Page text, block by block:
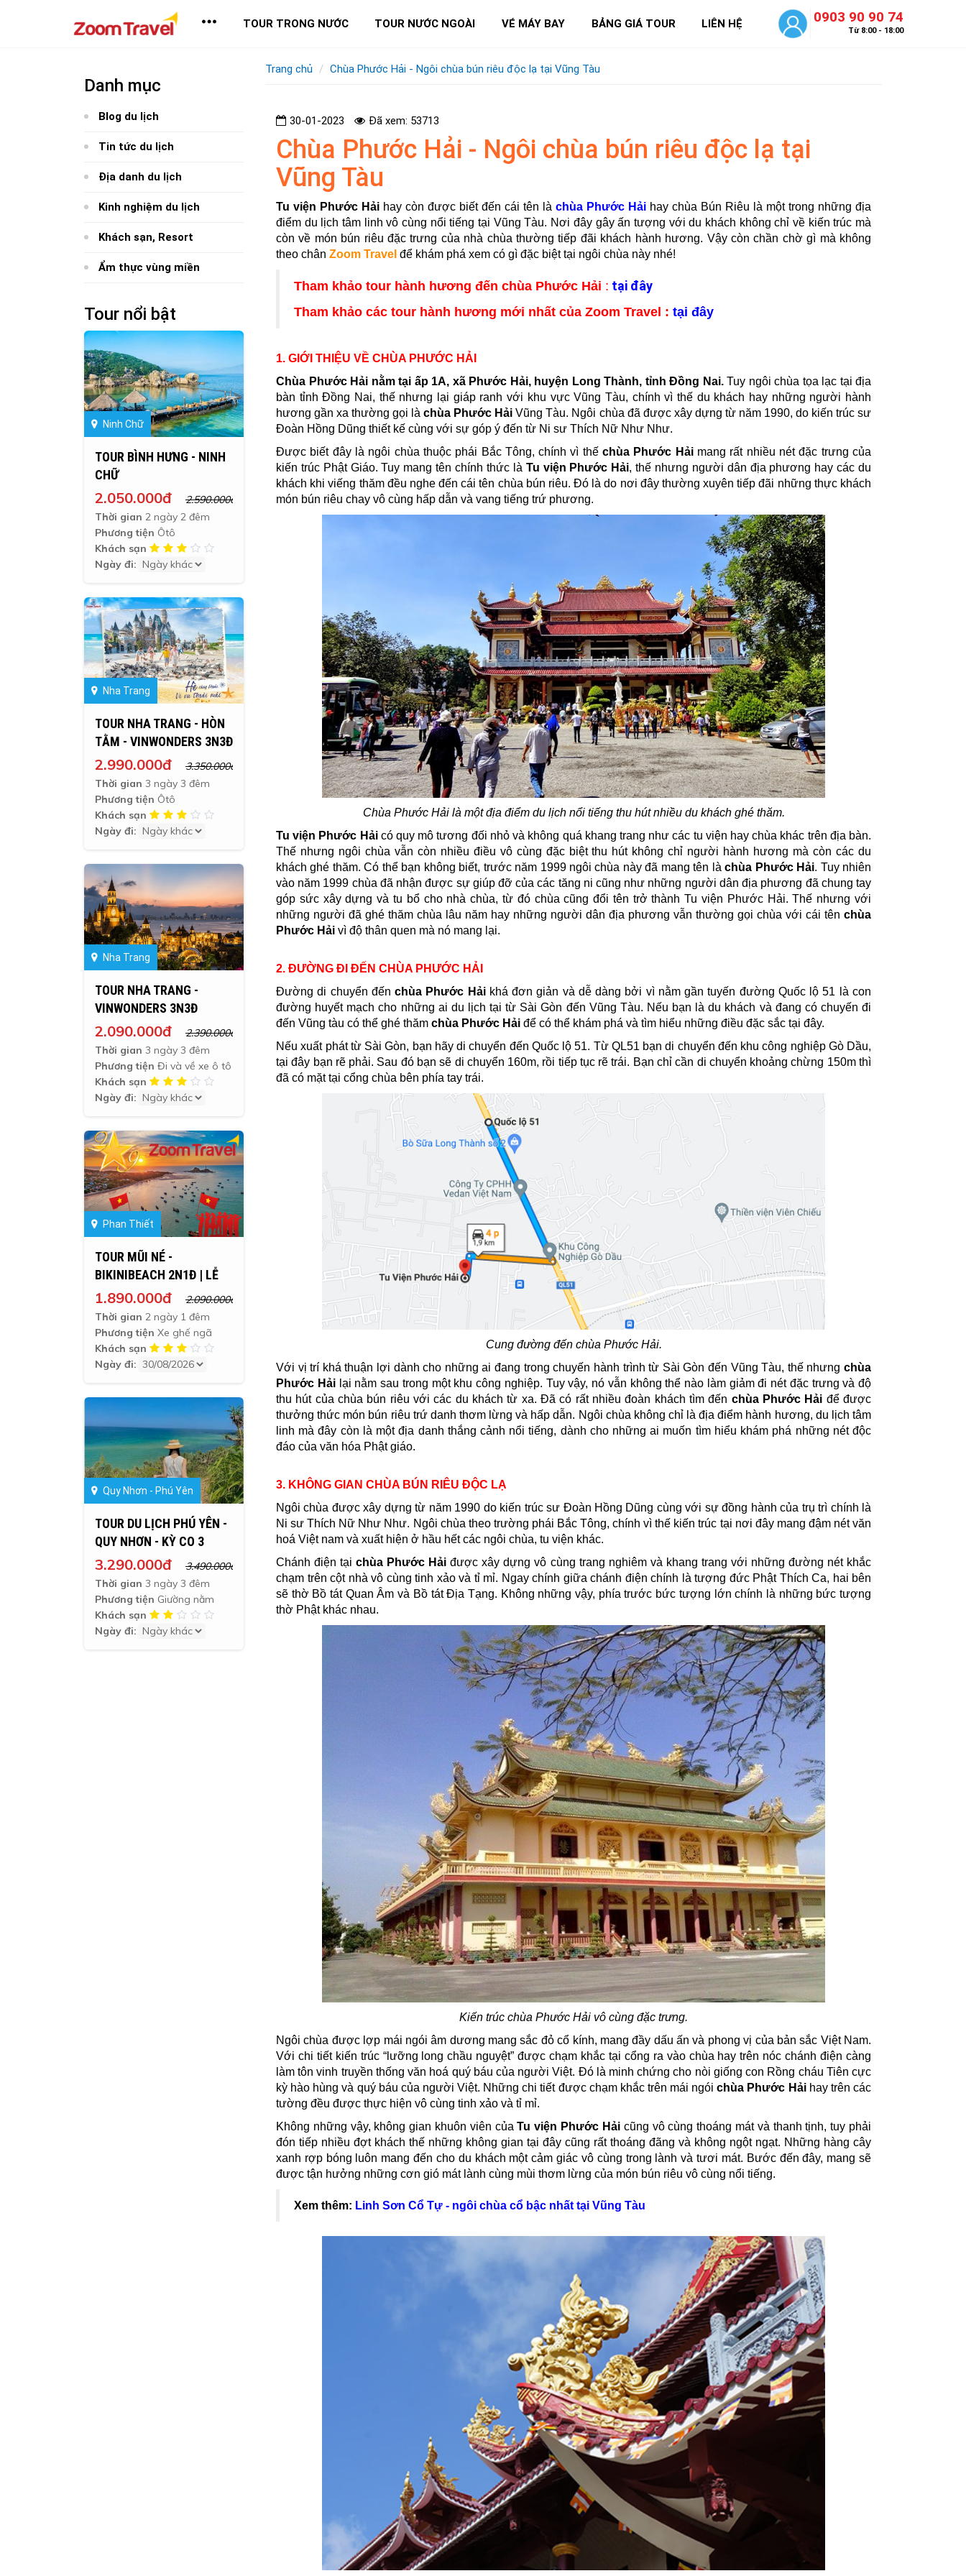
TOUR TRONG NƯỚC TOUR NƯỚC NGOÀI VÉ MÁY BAY BẢNG GIÁ TOUR LIÊN HỆ 0903 90 90 74
Từ 8:00 - 18:00
Danh mục
Blog du lịch
Tin tức du lịch
Địa danh du lịch
Kinh nghiệm du lịch
Khách sạn, Resort
Ẩm thực vùng miền
Tour nổi bật
Ninh Chữ
TOUR BÌNH HƯNG - NINH
CHỮ
2.050.000đ
2.590.000đ
Thời gian 2 ngày 2 đêm
Phương tiện Ôtô
Khách sạn
Ngày đi:
Nha Trang
TOUR NHA TRANG - HÒN
TẰM - VINWONDERS 3N3Đ
2.990.000đ
3.350.000đ
Thời gian 3 ngày 3 đêm
Phương tiện Ôtô
Khách sạn
Ngày đi:
Nha Trang
TOUR NHA TRANG -
VINWONDERS 3N3Đ
2.090.000đ
2.390.000đ
Thời gian 3 ngày 3 đêm
Phương tiện Đi và về xe ô tô
Khách sạn
Ngày đi:
Phan Thiết
TOUR MŨI NÉ -
BIKINIBEACH 2N1Đ | LỄ
02/09
1.890.000đ
2.090.000đ
Thời gian 2 ngày 1 đêm
Phương tiện Xe ghế ngã
Khách sạn
Ngày đi:
Quy Nhơn - Phú Yên
TOUR DU LỊCH PHÚ YÊN -
QUY NHƠN - KỲ CO 3
NGÀY 3 ĐÊM
3.290.000đ
3.490.000đ
Thời gian 3 ngày 3 đêm
Phương tiện Giường nằm
Khách sạn
Ngày đi:
Trang chủ Chùa Phước Hải - Ngôi chùa bún riêu độc lạ tại Vũng Tàu
30-01-2023 Đã xem: 53713
Chùa Phước Hải - Ngôi chùa bún riêu độc lạ tại
Vũng Tàu
Tu viện Phước Hải hay còn được biết đến cái tên là chùa Phước Hải hay chùa Bún Riêu là một trong những địa
điểm du lịch tâm linh vô cùng nổi tiếng tại Vũng Tàu. Nơi đây gây ấn tượng với du khách không chỉ về kiến trúc mà
còn về món bún riêu đặc trưng của nhà chùa thường tiếp đãi khách hành hương. Vậy còn chần chờ gì mà không
theo chân Zoom Travel để khám phá xem có gì đặc biệt tại ngôi chùa này nhé!
Tham khảo tour hành hương đến chùa Phước Hải : tại đây
Tham khảo các tour hành hương mới nhất của Zoom Travel : tại đây
1. GIỚI THIỆU VỀ CHÙA PHƯỚC HẢI
Chùa Phước Hải nằm tại ấp 1A, xã Phước Hải, huyện Long Thành, tỉnh Đồng Nai.Tuy ngôi chùa tọa lạc tại địa
bàn tỉnh Đồng Nai, thế nhưng lại giáp ranh với khu vực Vũng Tàu, chính vì thế du khách hay những người hành
hương gần xa thường gọi làchùa Phước HảiVũng Tàu. Ngôi chùa đã được xây dựng từ năm 1990, do kiến trúc sư
Đoàn Hồng Dũng thiết kế cùng với sự góp ý đến từ Ni sư Thích Nữ Như Như.
Được biết đây là ngôi chùa thuộc phái Bắc Tông, chính vì thếchùa Phước Hảimang rất nhiều nét đặc trưng của
kiến trúc Phật Giáo. Tuy mang tên chính thức là Tu viện Phước Hải, thế nhưng người dân địa phương hay các du
khách khi viếng thăm đều nghe đến cái tên chùa bún riêu. Đó là do nơi đây thường xuyên tiếp đãi những thực khách
món bún riêu chay vô cùng hấp dẫn và vang tiếng trứ phương.
Chùa Phước Hải là một địa điểm du lịch nổi tiếng thu hút nhiều du khách ghé thăm.
Tu viện Phước Hảicó quy mô tương đối nhỏ và không quá khang trang như các tu viện hay chùa khác trên địa bàn.
Thế nhưng ngôi chùa vẫn còn nhiều điều vô cùng đặc biệt thu hút không chỉ người hành hương mà còn các du
khách ghé thăm. Có thể bạn không biết, trước năm 1999 ngôi chùa này đã mang tên làchùa Phước Hải. Tuy nhiên
vào năm 1999 chùa đã nhận được sự giúp đỡ của các tăng ni cũng như những người dân địa phương đã chung tay
góp sức xây dựng và tu bổ cho nhà chùa, từ đó chùa cũng đổi tên trở thành Tu viện Phước Hải. Thế nhưng với
những người đã ghé thăm chùa lâu năm hay những người dân địa phương vẫn thường gọi chùa với cái tên chùa
Phước Hải vì độ thân quen mà nó mang lại.
2. ĐƯỜNG ĐI ĐẾN CHÙA PHƯỚC HẢI
Đường di chuyển đếnchùa Phước Hảikhá đơn giản và dễ dàng bởi vì nằm gần tuyến đường Quốc lộ 51 là con
đường huyết mạch cho những ai du lịch tại từ Sài Gòn đến Vũng Tàu. Nếu bạn là du khách và đang có chuyến đi
đến Vũng tàu có thể ghé thăm chùa Phước Hải để có thể khám phá và tìm hiểu những điều đặc sắc tại đây.
Nếu xuất phát từ Sài Gòn, bạn hãy di chuyển đến Quốc lộ 51. Từ QL51 bạn di chuyển đến khu công nghiệp Gò Dầu,
tại đây bạn rẽ phải. Sau đó bạn sẽ di chuyển 160m, rồi tiếp tục rẽ trái. Bạn chỉ cần di chuyển khoảng chừng 150m thì
đã có mặt tại cổng chùa bên phía tay trái.
Cung đường đến chùa Phước Hải.
Với vị trí khá thuận lợi dành cho những ai đang trong chuyến hành trình từ Sài Gòn đến Vũng Tàu, thế nhưng chùa
Phước Hảilại nằm sau trong một khu công nghiệp. Tuy vậy, nó vẫn không thể nào làm giảm đi nét đặc trưng và độ
thu hút của chùa bún riêu với các du khách từ xa. Đã có rất nhiều đoàn khách tìm đến chùa Phước Hải để được
thưởng thức món bún riêu trứ danh thơm lừng và hấp dẫn. Ngôi chùa không chỉ là địa điểm hành hương, du lịch tâm
linh mà đây còn là một địa danh thắng cảnh nổi tiếng, dành cho những ai muốn tìm hiểu khám phá những nét độc
đáo của văn hóa Phật giáo.
3. KHÔNG GIAN CHÙA BÚN RIÊU ĐỘC LẠ
Ngôi chùa được xây dựng từ năm 1990 do kiến trúc sư Đoàn Hồng Dũng cùng với sự đồng hành của trụ trì chính là
Ni sư Thích Nữ Như Như. Ngôi chùa theo trường phái Bắc Tông, chính vì thế kiến trúc tại nơi đây mang đậm nét văn
hoá Việt nam và xuất hiện ở hầu hết các ngôi chùa, tu viện khác.
Chánh điện tạichùa Phước Hảiđược xây dựng vô cùng trang nghiêm và khang trang với những đường nét khắc
chạm trên cột nhà vô cùng tinh xảo và tỉ mỉ. Ngay chính giữa chánh điện chính là tượng đức Phật Thích Ca, hai bên
sẽ thờ Bồ tát Quan Âm và Bồ tát Địa Tạng. Không những vậy, phía trước bức tượng lớn chính là những bức tượng
thờ Phật khác nhau.
Kiến trúc chùa Phước Hải vô cùng đặc trưng.
Ngôi chùa được lợp mái ngói âm dương mang sắc đỏ cổ kính, mang đầy dấu ấn và phong vị của bản sắc Việt Nam.
Với chi tiết kiến trúc “lưỡng long chầu nguyệt” được chạm khắc tại cổng ra vào chùa hay trên nóc chánh điện càng
làm tôn vinh truyền thống văn hoá quý báu của người Việt. Đó là minh chứng cho nòi giống con Rồng cháu Tiên cực
kỳ hào hùng và quý báu của người Việt. Những chi tiết được chạm khắc trên mái ngóichùa Phước Hải hay trên các
tường đều được thực hiện vô cùng tinh xảo và tỉ mỉ.
Không những vậy, không gian khuôn viên củaTu viện Phước Hải cũng vô cùng thoáng mát và thanh tịnh, tuy phải
đón tiếp nhiều đợt khách thế những không gian tại đây cũng rất thoáng đãng và không ngột ngạt. Những hàng cây
xanh rợp bóng luôn mang đến cho du khách một cảm giác vô cùng trong lành và tươi mát. Bước đến đây, mang sẽ
được tận hưởng những cơn gió mát lành cùng mùi thơm lừng của món bún riêu vô cùng nổi tiếng.
Xem thêm: Linh Sơn Cổ Tự - ngôi chùa cổ bậc nhất tại Vũng Tàu